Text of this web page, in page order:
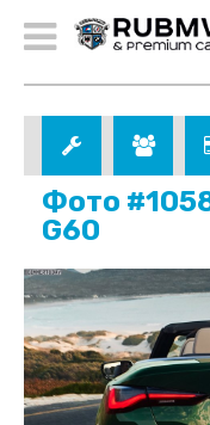
Фото
G60